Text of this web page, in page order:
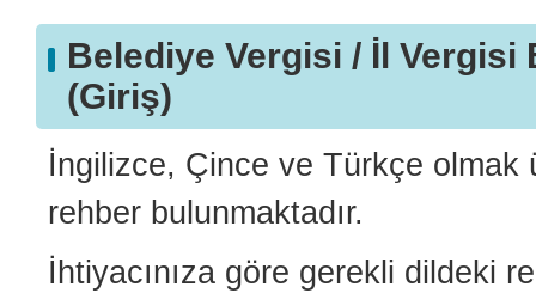
Belediye Vergisi / İl Vergisi
(Giriş)
İngilizce, Çince ve Türkçe olmak
rehber bulunmaktadır.
İhtiyacınıza göre gerekli dildeki